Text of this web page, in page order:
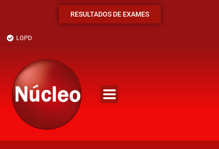
RESULTADOS DE EXAMES
LGPD